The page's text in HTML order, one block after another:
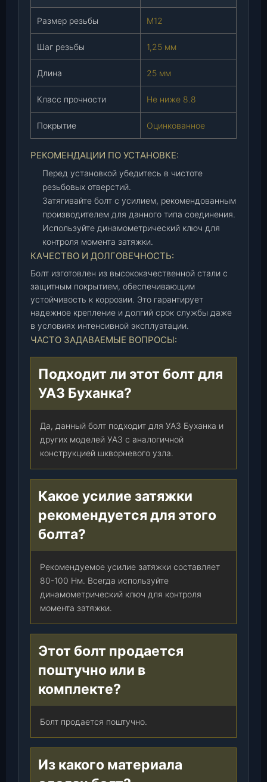
0
5
ш
Размер резьбы М12
Шаг резьбы 1,25 мм
Длина 25 мм
Класс прочности Не ниже 8.8
Покрытие Оцинкованное
РЕКОМЕНДАЦИИ ПО УСТАНОВКЕ:
Перед установкой убедитесь в чистоте
резьбовых отверстий.
Затягивайте болт с усилием, рекомендованным
производителем для данного типа соединения.
Используйте динамометрический ключ для
контроля момента затяжки.
КАЧЕСТВО И ДОЛГОВЕЧНОСТЬ:
Болт изготовлен из высококачественной стали с
защитным покрытием, обеспечивающим
устойчивость к коррозии. Это гарантирует
надежное крепление и долгий срок службы даже
в условиях интенсивной эксплуатации.
ЧАСТО ЗАДАВАЕМЫЕ ВОПРОСЫ:
Подходит ли этот болт для
УАЗ Буханка?
Да, данный болт подходит для УАЗ Буханка и
других моделей УАЗ с аналогичной
конструкцией шкворневого узла.
Какое усилие затяжки
рекомендуется для этого
болта?
Рекомендуемое усилие затяжки составляет
80-100 Нм. Всегда используйте
динамометрический ключ для контроля
момента затяжки.
Этот болт продается
поштучно или в
комплекте?
Болт продается поштучно.
Из какого материала